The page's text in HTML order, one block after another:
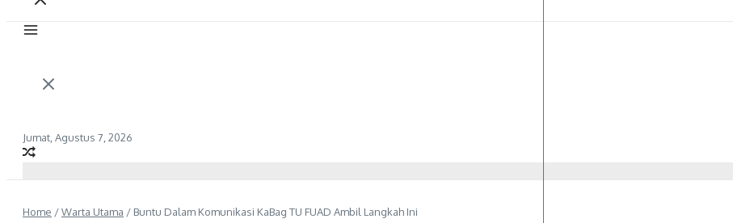
Jumat, Agustus 7, 2026
Home /Warta Utama / Buntu Dalam Komunikasi KaBag TU FUAD Ambil Langkah Ini